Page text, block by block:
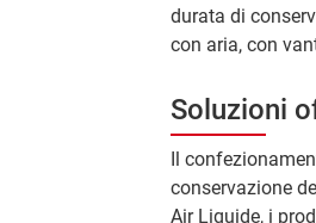
durata di
con aria, con
Soluzioni
Il
conservazione
Air Liquide, i